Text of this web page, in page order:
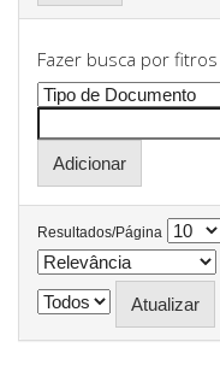
Fazer busca por fitros
Resultados/Página